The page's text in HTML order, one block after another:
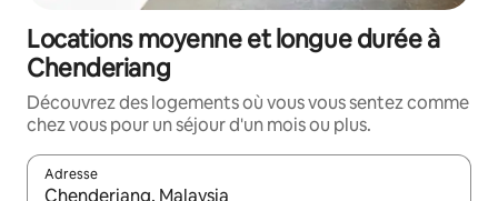
Locations moyenne et longue durée à
Chenderiang
Découvrez des logements où vous vous sentez comme
chez vous pour un séjour d'un mois ou plus.
Adresse
Lorsque les résultats s'affichent, utilisez les flèches vers le